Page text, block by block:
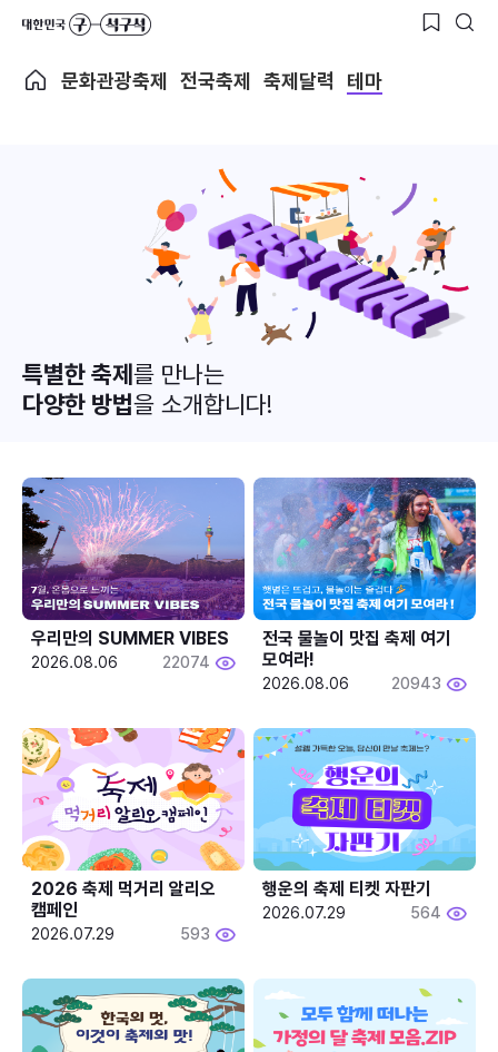
문화관광축제 전국축제 축제달력 테마
특별한 축제를 만나는
다양한 방법을 소개합니다!
우리만의 SUMMER VIBES
2026.08.06 22074
전국 물놀이 맛집 축제 여기
모여라!
2026.08.06 20943
2026 축제 먹거리 알리오
캠페인
2026.07.29 593
행운의 축제 티켓 자판기
2026.07.29 564